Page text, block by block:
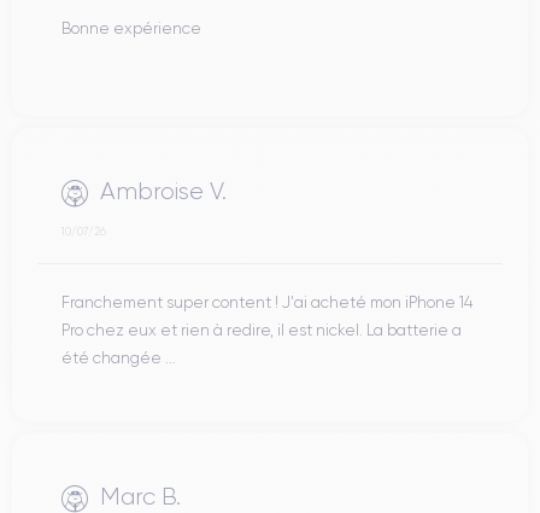
Bonne expérience
Ambroise V.
10/07/26
Franchement super content ! J'ai acheté mon iPhone 14
Pro chez eux et rien à redire, il est nickel. La batterie a
été changée ...
Marc B.